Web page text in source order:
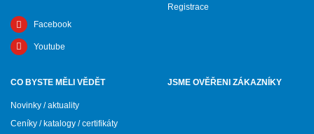
Facebook
Youtube
Registrace
CO BYSTE MĚLI VĚDĚT
Novinky / aktuality
Ceníky / katalogy / certifikáty
JSME OVĚŘENI ZÁKAZNÍKY